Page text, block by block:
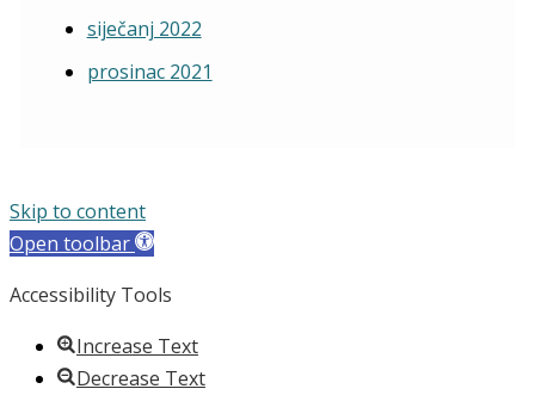
siječanj 2022
prosinac 2021
Skip to content
Open toolbar
Accessibility Tools
Increase Text
Decrease Text